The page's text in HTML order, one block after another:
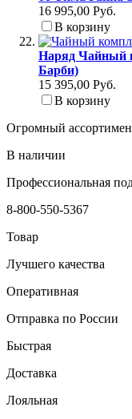
16 995,00 Руб.
В корзину
Наряд Чайный
Барби)
15 395,00 Руб.
В корзину
Огромный
В наличии
Профессиональная
8-800-550-5367
Товар
Лучшего качества
Оперативная
Отправка по России
Быстрая
Доставка
Лояльная